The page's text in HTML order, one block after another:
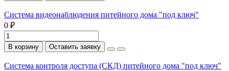
Система видеонаблюдения питейного дома "под ключ"
0 ₽
В корзину Оставить заявку
Система контроля доступа (СКД) питейного дома "под ключ"